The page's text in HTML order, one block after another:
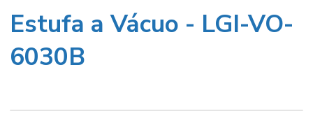
Estufa a Vácuo - LGI-VO-
6030B